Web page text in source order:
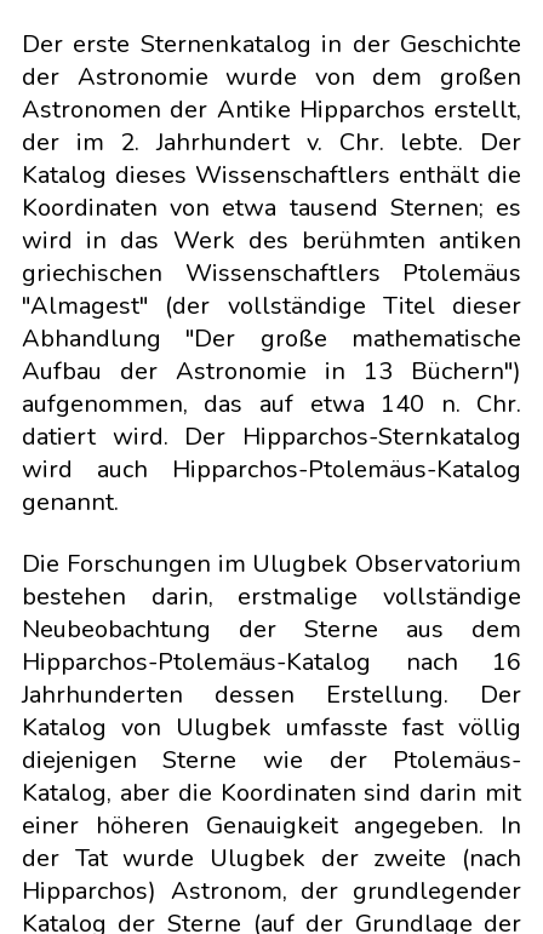
Der erste Sternenkatalog in der Geschichte
der Astronomie wurde von dem großen
Astronomen der Antike Hipparchos erstellt,
der im 2. Jahrhundert v. Chr. lebte. Der
Katalog dieses Wissenschaftlers enthält die
Koordinaten von etwa tausend Sternen; es
wird in das Werk des berühmten antiken
griechischen Wissenschaftlers Ptolemäus
"Almagest" (der vollständige Titel dieser
Abhandlung "Der große mathematische
Aufbau der Astronomie in 13 Büchern")
aufgenommen, das auf etwa 140 n. Chr.
datiert wird. Der Hipparchos-Sternkatalog
wird auch Hipparchos-Ptolemäus-Katalog
genannt.
Die Forschungen im Ulugbek Observatorium
bestehen darin, erstmalige vollständige
Neubeobachtung der Sterne aus dem
Hipparchos-Ptolemäus-Katalog nach 16
Jahrhunderten dessen Erstellung. Der
Katalog von Ulugbek umfasste fast völlig
diejenigen Sterne wie der Ptolemäus-
Katalog, aber die Koordinaten sind darin mit
einer höheren Genauigkeit angegeben. In
der Tat wurde Ulugbek der zweite (nach
Hipparchos) Astronom, der grundlegender
Katalog der Sterne (auf der Grundlage der